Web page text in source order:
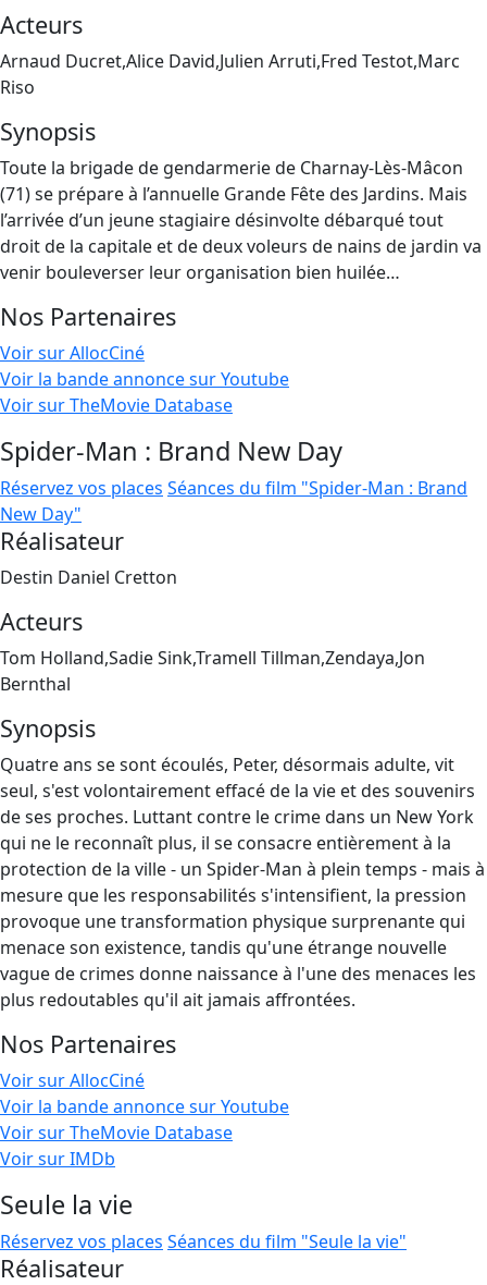
Acteurs
Arnaud Ducret,Alice David,Julien Arruti,Fred Testot,Marc
Riso
Synopsis
Toute la brigade de gendarmerie de Charnay-Lès-Mâcon
(71) se prépare à l’annuelle Grande Fête des Jardins. Mais
l’arrivée d’un jeune stagiaire désinvolte débarqué tout
droit de la capitale et de deux voleurs de nains de jardin va
venir bouleverser leur organisation bien huilée…
Nos Partenaires
Voir sur AllocCiné
Voir la bande annonce sur Youtube
Voir sur TheMovie Database
Spider-Man : Brand New Day
Réservez vos places Séances du film "Spider-Man : Brand
New Day"
Réalisateur
Destin Daniel Cretton
Acteurs
Tom Holland,Sadie Sink,Tramell Tillman,Zendaya,Jon
Bernthal
Synopsis
Quatre ans se sont écoulés, Peter, désormais adulte, vit
seul, s'est volontairement effacé de la vie et des souvenirs
de ses proches. Luttant contre le crime dans un New York
qui ne le reconnaît plus, il se consacre entièrement à la
protection de la ville - un Spider-Man à plein temps - mais à
mesure que les responsabilités s'intensifient, la pression
provoque une transformation physique surprenante qui
menace son existence, tandis qu'une étrange nouvelle
vague de crimes donne naissance à l'une des menaces les
plus redoutables qu'il ait jamais affrontées.
Nos Partenaires
Voir sur AllocCiné
Voir la bande annonce sur Youtube
Voir sur TheMovie Database
Voir sur IMDb
Seule la vie
Réservez vos places Séances du film "Seule la vie"
Réalisateur